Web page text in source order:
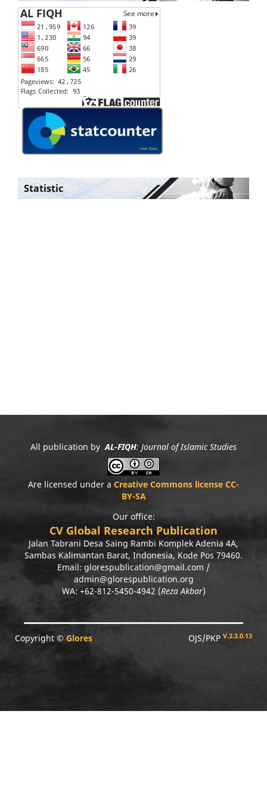
Statistic
All publication by AL-FIQH: Journal of Islamic Studies
Are licensed under a Creative Commons license CC-
BY-SA
Our office:
CV Global Research Publication
Jalan Tabrani Desa Saing Rambi Komplek Adenia 4A,
Sambas Kalimantan Barat, Indonesia, Kode Pos 79460.
Email: glorespublication@gmail.com /
admin@glorespublication.org
WA: +62-812-5450-4942 (Reza Akbar)
Copyright © Glores OJS/PKPV.3.3.0.13